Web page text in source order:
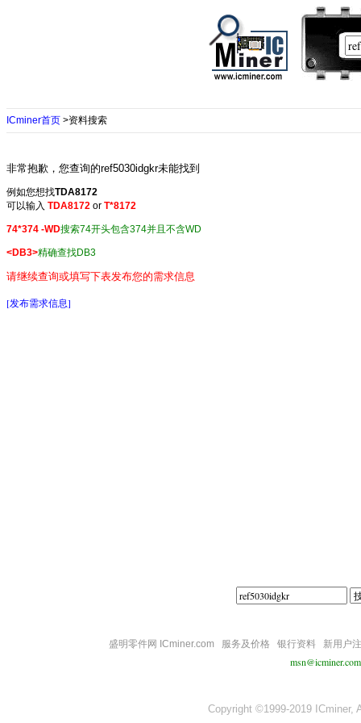
ICminer首页 >资料搜索
非常抱歉，您查询的ref5030idgkr未能找到
例如您想找TDA8172
可以输入 TDA8172 or T*8172
74*374 -WD搜索74开头包含374并且不含WD
<DB3>精确查找DB3
请继续查询或填写下表发布您的需求信息
[发布需求信息]
盛明零件网 ICminer.com 服务及价格 银行资料 新用户
msn@icminer.com
Copyright ©1999-2019 ICminer,